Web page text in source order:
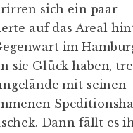
sich ein paar
auf das Areal
im
sie Glück haben,
mit seinen
Dann fällt es